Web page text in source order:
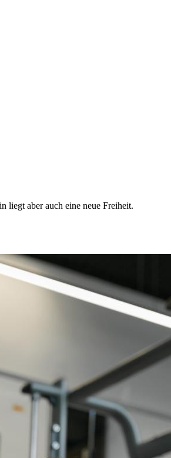
liegt aber auch eine neue Freiheit.